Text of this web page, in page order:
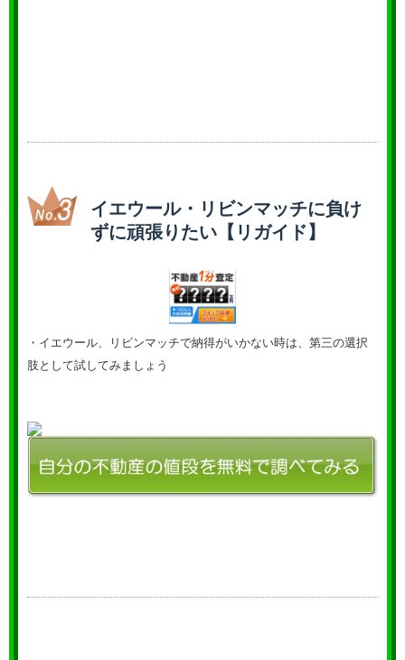
イエウール・リビンマッチに負け
ずに頑張りたい【リガイド】
・イエウール、リビンマッチで納得がいかない時は、第三の選択
肢として試してみましょう